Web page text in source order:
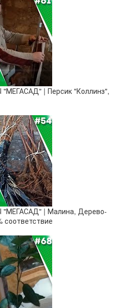
| Персик "Коллинз",
| Малина, Дерево-
соответствие